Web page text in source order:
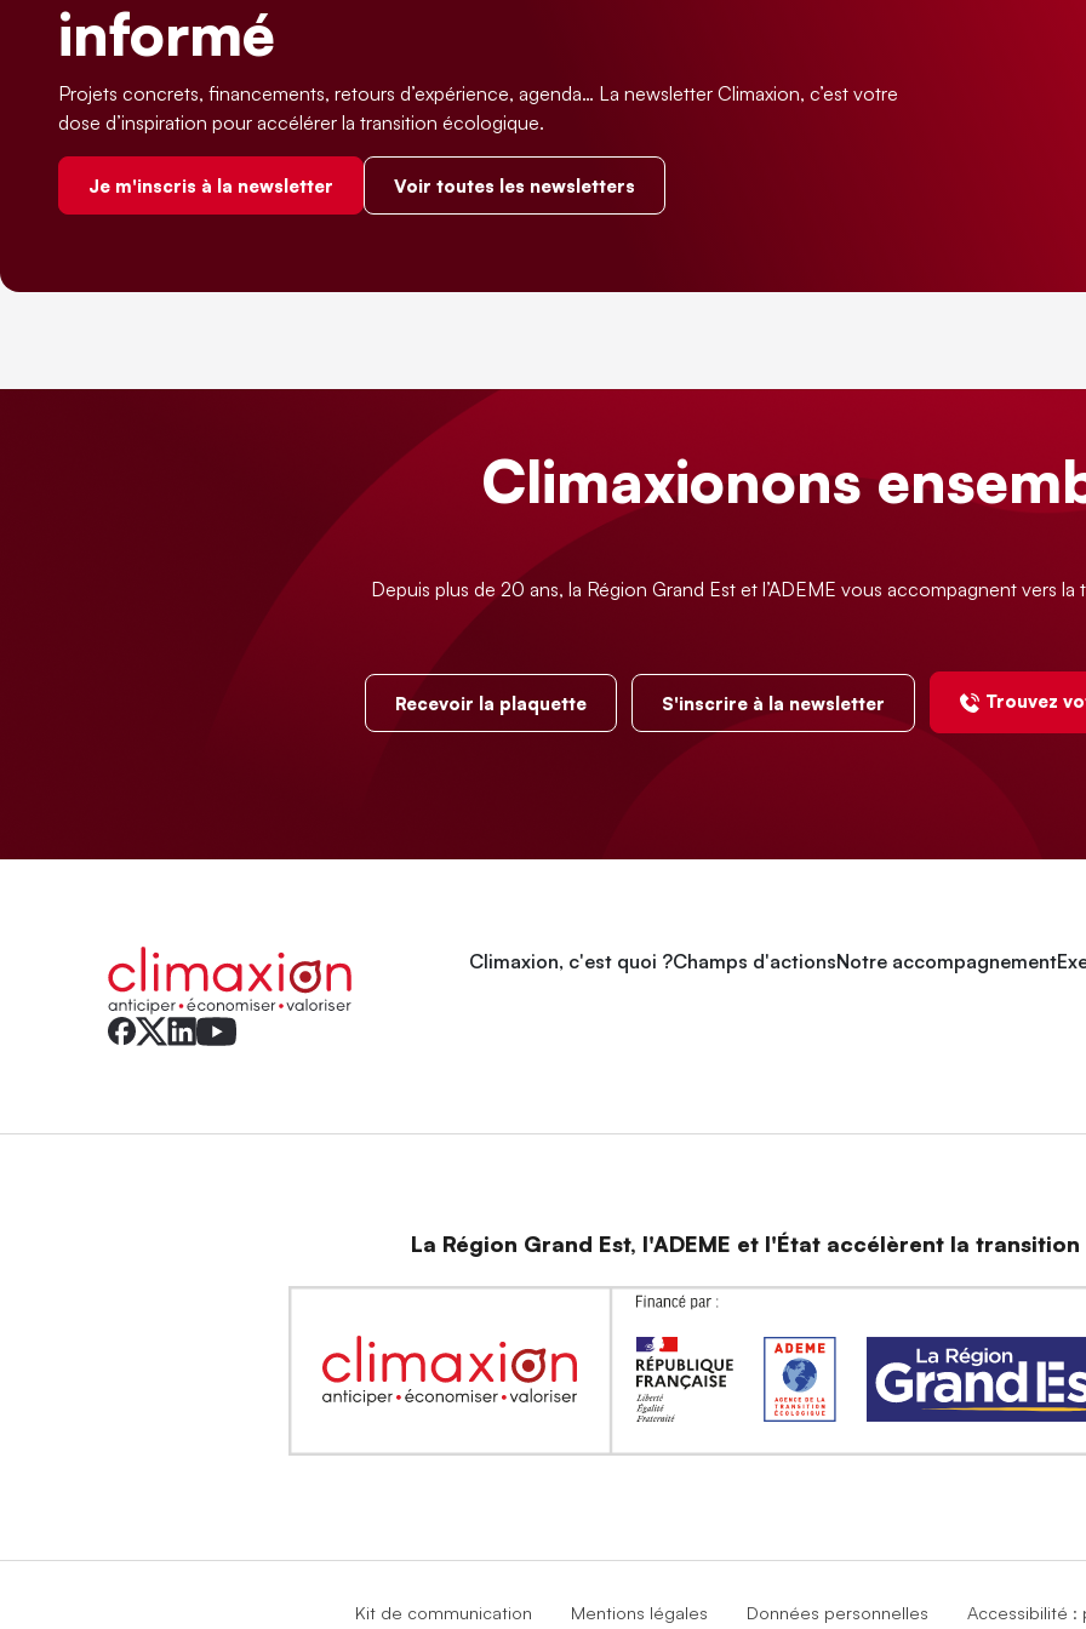
informé
Projets concrets, financements, retours d’expérience, agenda… La newsletter Climaxion, c’est votre
dose d’inspiration pour accélérer la transition écologique.
Je m'inscris à la newsletter Voir toutes les newsletters
Climaxionons
Depuis plus de 20 ans, la Région Grand Est et l’ADEME vous accompagnent vers
Recevoir la plaquette S'inscrire à la newsletter Trouvez
Climaxion, c'est quoi ?Champs d'actionsNotre accompagnement
La Région Grand Est, l'ADEME et l'État accélèrent la
Kit de communication Mentions légales Données personnelles Accessibilité :